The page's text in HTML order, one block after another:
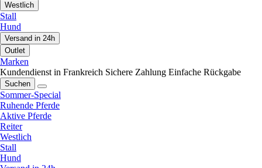
Westlich
Stall
Hund
Versand in 24h
Outlet
Marken
Kundendienst in Frankreich Sichere Zahlung Einfache Rückgabe
Suchen
Sommer-Special
Ruhende Pferde
Aktive Pferde
Reiter
Westlich
Stall
Hund